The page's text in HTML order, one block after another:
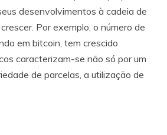
desenvolvimentos à cadeia de
Por exemplo, o número de
em bitcoin, tem crescido
caracterizam-se não só por um
de parcelas, a utilização de